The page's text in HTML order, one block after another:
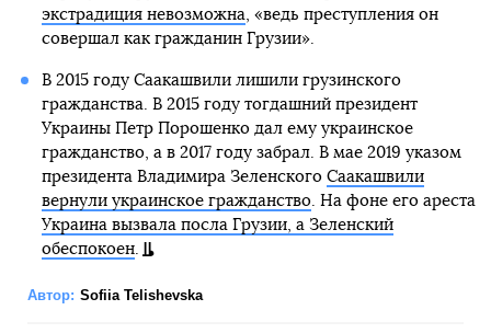
экстрадиция невозможна, «ведь преступления он
совершал как гражданин Грузии».
В 2015 году Саакашвили лишили грузинского
гражданства. В 2015 году тогдашний президент
Украины Петр Порошенко дал ему украинское
гражданство, а в 2017 году забрал. В мае 2019 указом
президента Владимира Зеленского Саакашвили
вернули украинское гражданство. На фоне его ареста
Украина вызвала посла Грузии, а Зеленский
обеспокоен.
Автор: Sofiia Telishevska